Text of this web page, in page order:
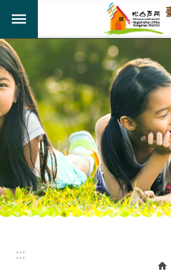
跳到主要內容區塊
:::
:::